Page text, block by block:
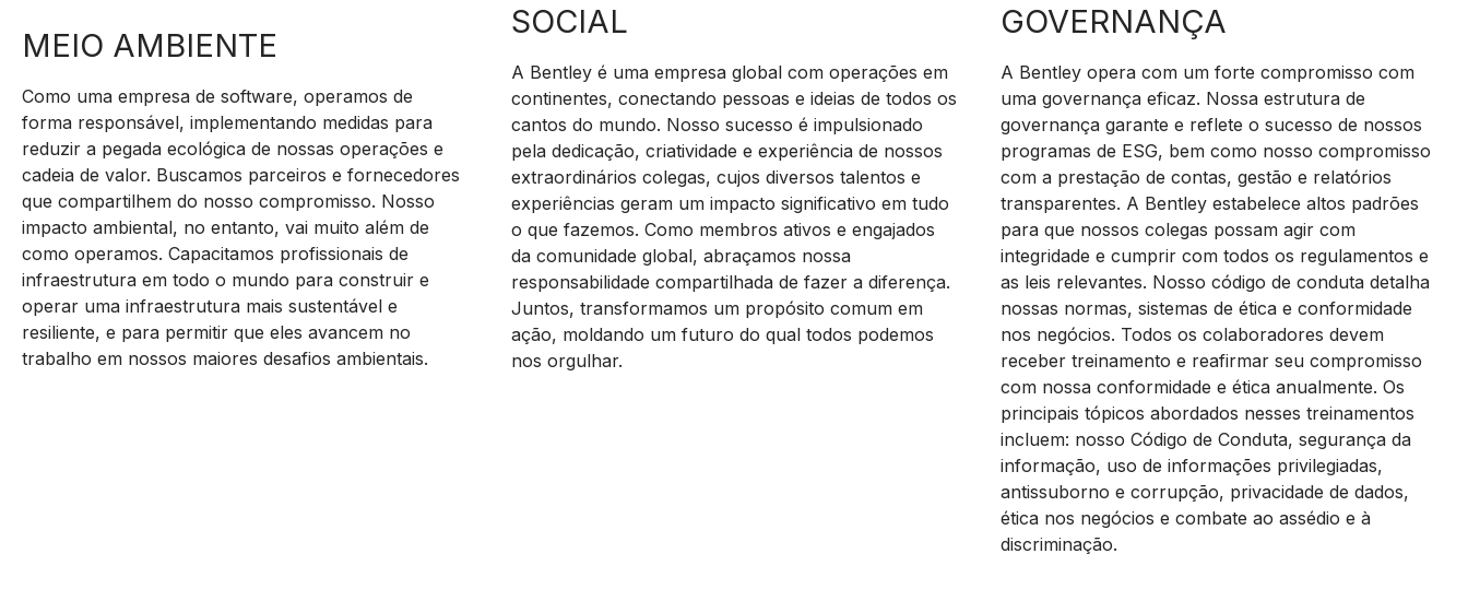
MEIO AMBIENTE
Como uma empresa de software, operamos de
forma responsável, implementando medidas para
reduzir a pegada ecológica de nossas operações e
cadeia de valor. Buscamos parceiros e fornecedores
que compartilhem do nosso compromisso. Nosso
impacto ambiental, no entanto, vai muito além de
como operamos. Capacitamos profissionais de
infraestrutura em todo o mundo para construir e
operar uma infraestrutura mais sustentável e
resiliente, e para permitir que eles avancem no
trabalho em nossos maiores desafios ambientais.
SOCIAL
A Bentley é uma empresa global com operações em
continentes, conectando pessoas e ideias de todos os
cantos do mundo. Nosso sucesso é impulsionado
pela dedicação, criatividade e experiência de nossos
extraordinários colegas, cujos diversos talentos e
experiências geram um impacto significativo em tudo
o que fazemos. Como membros ativos e engajados
da comunidade global, abraçamos nossa
responsabilidade compartilhada de fazer a diferença.
Juntos, transformamos um propósito comum em
ação, moldando um futuro do qual todos podemos
nos orgulhar.
GOVERNANÇA
A Bentley opera com um forte compromisso com
uma governança eficaz. Nossa estrutura de
governança garante e reflete o sucesso de nossos
programas de ESG, bem como nosso compromisso
com a prestação de contas, gestão e relatórios
transparentes. A Bentley estabelece altos padrões
para que nossos colegas possam agir com
integridade e cumprir com todos os regulamentos e
as leis relevantes. Nosso código de conduta detalha
nossas normas, sistemas de ética e conformidade
nos negócios. Todos os colaboradores devem
receber treinamento e reafirmar seu compromisso
com nossa conformidade e ética anualmente. Os
principais tópicos abordados nesses treinamentos
incluem: nosso Código de Conduta, segurança da
informação, uso de informações privilegiadas,
antissuborno e corrupção, privacidade de dados,
ética nos negócios e combate ao assédio e à
discriminação.